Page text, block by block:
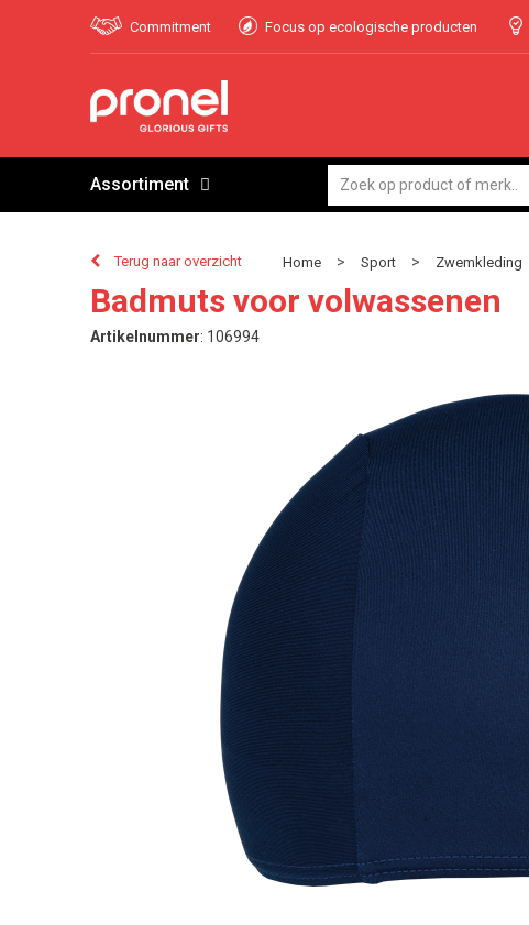
Commitment Focus op ecologische producten
Assortiment
Terug naar overzicht Home > Sport > Zwemkleding
Badmuts voor volwassenen
Artikelnummer: 106994